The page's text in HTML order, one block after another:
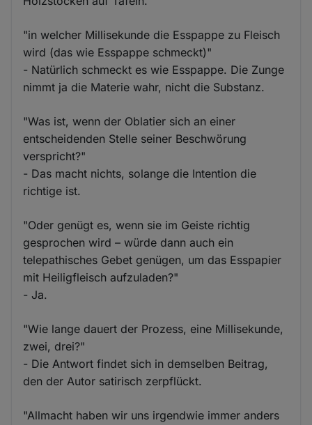
"in welcher Millisekunde die Esspappe zu Fleisch
wird (das wie Esspappe schmeckt)"
- Natürlich schmeckt es wie Esspappe. Die Zunge
nimmt ja die Materie wahr, nicht die Substanz.
"Was ist, wenn der Oblatier sich an einer
entscheidenden Stelle seiner Beschwörung
verspricht?"
- Das macht nichts, solange die Intention die
richtige ist.
"Oder genügt es, wenn sie im Geiste richtig
gesprochen wird – würde dann auch ein
telepathisches Gebet genügen, um das Esspapier
mit Heiligfleisch aufzuladen?"
- Ja.
"Wie lange dauert der Prozess, eine Millisekunde,
zwei, drei?"
- Die Antwort findet sich in demselben Beitrag,
den der Autor satirisch zerpflückt.
"Allmacht haben wir uns irgendwie immer anders